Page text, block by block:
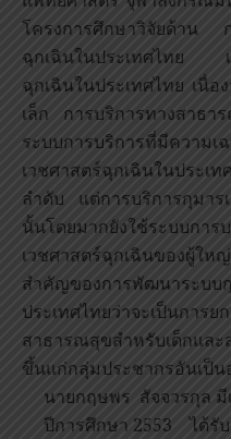
โครงการศึกษาวิจัยด้าน
ฉุกเฉินในประเทศไทย เ
ฉุกเฉินในประเทศไทย เนื่
เล็ก การบริการทางสาธา
ระบบการบริการที่มีคว
เวชศาสตร์ฉุกเฉินในประเ
ลำดับ แต่การบริการกุมาร
นั้นโดยมากยังใช้ระบบการ
เวชศาสตร์ฉุกเฉินของผู้ให
สำคัญของการพัฒนาระบบ
ประเทศไทยว่าจะเป็นการ
สาธารณสุขสำหรับเด็กและ
ขึ้นแก่กลุ่มประชากรอันเป็
นายกฤษพร สัจจวรกุล มี
ปีการศึกษา 2553 ได้รับ